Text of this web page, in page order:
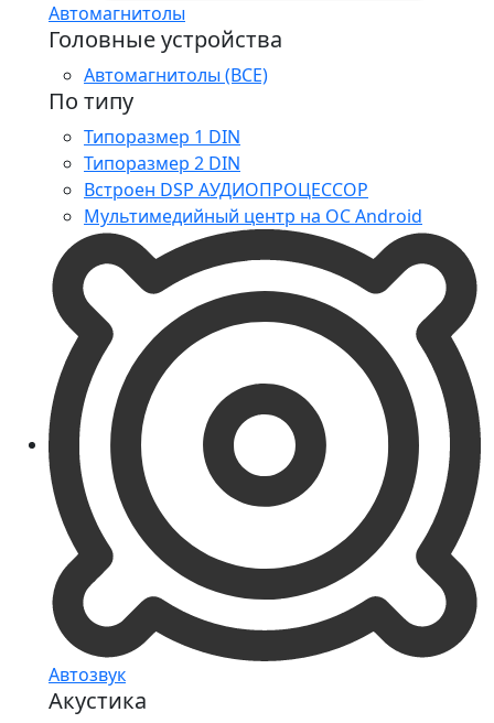
Автомагнитолы
Головные устройства
Автомагнитолы (ВСЕ)
По типу
Типоразмер 1 DIN
Типоразмер 2 DIN
Встроен DSP АУДИОПРОЦЕССОР
Мультимедийный центр на ОС Android
Автозвук
Акустика